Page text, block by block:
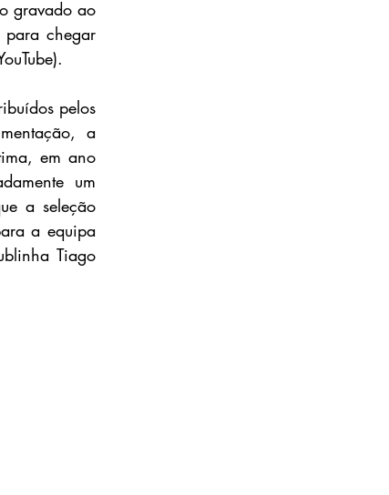
gravado ao
para chegar
pelos
a
em ano
um
a seleção
a equipa
Tiago